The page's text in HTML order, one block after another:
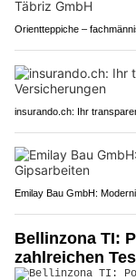
Orientteppiche –
insurando.ch: Ihr
Emilay Bau GmbH:
Bellinzona TI:
zahlreichen